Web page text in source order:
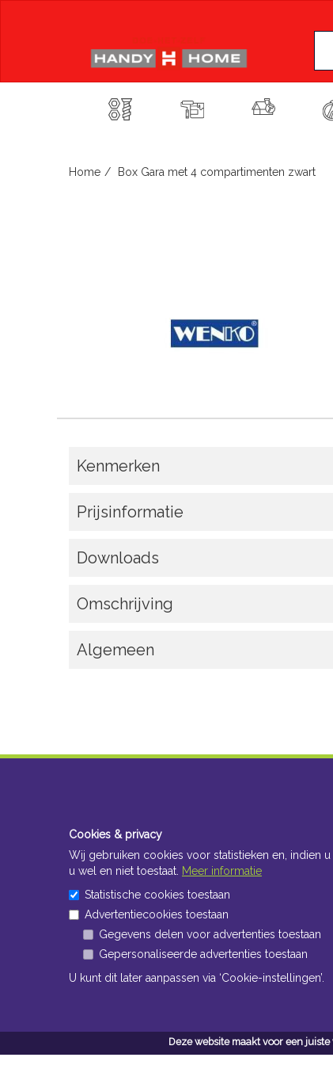
Deze website maakt voor een
Home Box Gara met 4 compartimenten zwart
Kenmerken
Prijsinformatie
Downloads
Omschrijving
Algemeen
Cookies & privacy
Wij gebruiken cookies voor statistieken en, indien
u wel en niet toestaat. Meer informatie
Statistische cookies toestaan
Advertentiecookies toestaan
Gegevens delen voor advertenties toestaan
Gepersonaliseerde advertenties toestaan
U kunt dit later aanpassen via ‘Cookie-instellingen’.